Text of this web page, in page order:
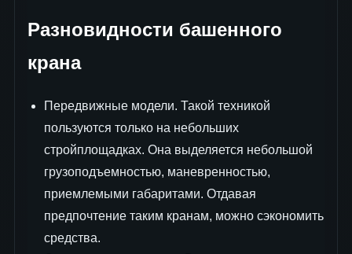
Разновидности башенного
крана
Передвижные модели. Такой техникой
пользуются только на небольших
стройплощадках. Она выделяется небольшой
грузоподъемностью, маневренностью,
приемлемыми габаритами. Отдавая
предпочтение таким кранам, можно сэкономить
средства.